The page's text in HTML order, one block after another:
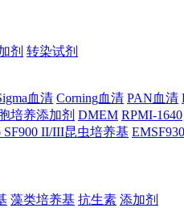
剂 转染试剂
血清 Corning血清 PAN血清
培养添加剂 DMEM RPMI-1640
SF900 II/III昆虫培养基
藻类培养基 抗生素 添加剂